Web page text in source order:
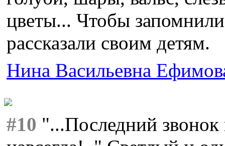
цветы... Чтобы
рассказали своим детям.
Нина Васильевна
#10 "...Последний звонок